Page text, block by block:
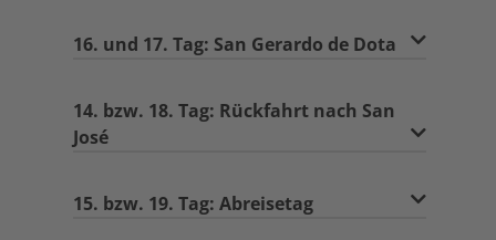
16. und 17. Tag: San Gerardo de Dota
14. bzw. 18. Tag: Rückfahrt nach San
José
15. bzw. 19. Tag: Abreisetag